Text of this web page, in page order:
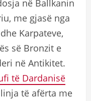
në Ballkanin
me gjasë nga
Karpateve,
së Bronzit e
në Antikitet.
të Dardanisë
të afërta me